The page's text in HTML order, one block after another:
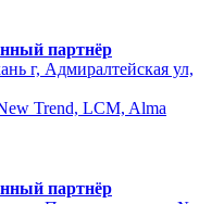
партнёр
г, Адмиралтейская ул,
Trend, LCM, Alma
партнёр